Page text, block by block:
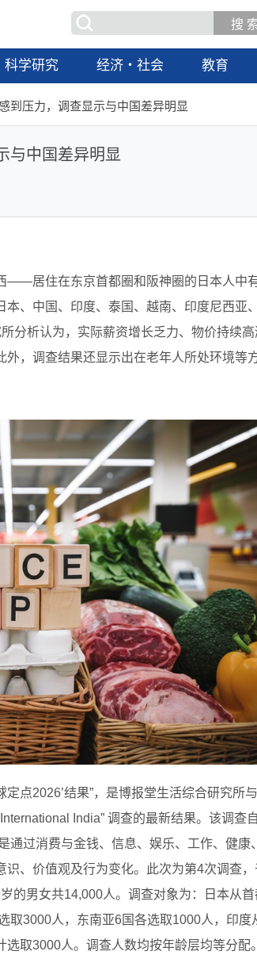
科学研究 经济・社会 教育
到压力，调查显示与中国差异明显
与中国差异明显
——居住在东京首都圈和阪神圈的日本人中
、中国、印度、泰国、越南、印度尼西亚
分析认为，实际薪资增长乏力、物价持续
，调查结果还显示出在老年人所处环境等
定点2026’结果”，是博报堂生活综合研究所
India” 调查的最新结果。该调查
通过消费与金钱、信息、娱乐、工作、健康
、价值观及行为变化。此次为第4次调查
的男女共14,000人。调查对象为：日本从
取3000人，东南亚6国各选取1000人，印度
取3000人。调查人数均按年龄层均等分配。